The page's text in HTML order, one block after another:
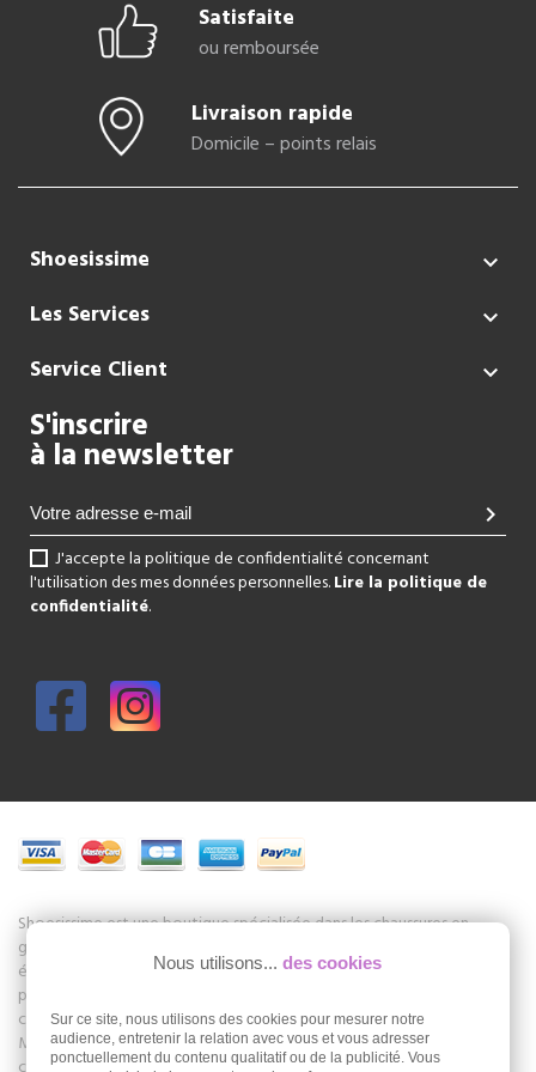
Satisfaite
ou remboursée
Livraison rapide
Domicile – points relais
Shoesissime 
Les Services 
Service Client 
S'inscrire
à la newsletter
chevron_right
J'accepte la politique de confidentialité concernant
l'utilisation des mes données personnelles.Lire la politique de
confidentialité.
Nous utilisons... des cookies
Sur ce site, nous utilisons des cookies pour mesurer notre
audience, entretenir la relation avec vous et vous adresser
ponctuellement du contenu qualitatif ou de la publicité. Vous
Shoesissime est une boutique spécialisée dans les chaussures en
grande taille pour femmes. C'est un magasin au centre de Paris mais
également un site de vente en ligne de chaussures en grandes
pointures Shoesissime.com. La Boutique propose les collections de
chaussures de marques Remonte, Gabor, Folie's, Romika, Seibel, Jb
Martin et beaucoup d'autres. Nous développons aussi notre propre